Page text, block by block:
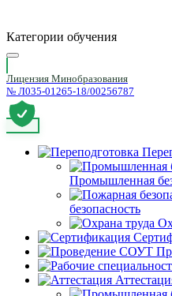
Категории обучения
Лицензия Минобразования
№ Л035-01265-18/00256787
Промышленная
безопасность